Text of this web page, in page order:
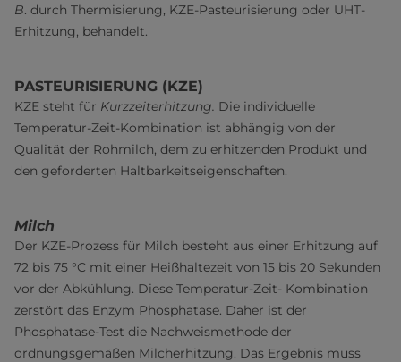
B. durch Thermisierung, KZE-Pasteurisierung oder UHT-
Erhitzung, behandelt.
PASTEURISIERUNG (KZE)
KZE steht für Kurzzeiterhitzung. Die individuelle
Temperatur-Zeit-Kombination ist abhängig von der
Qualität der Rohmilch, dem zu erhitzenden Produkt und
den geforderten Haltbarkeitseigenschaften.
Milch
Der KZE-Prozess für Milch besteht aus einer Erhitzung auf
72 bis 75 °C mit einer Heißhaltezeit von 15 bis 20 Sekunden
vor der Abkühlung. Diese Temperatur-Zeit- Kombination
zerstört das Enzym Phosphatase. Daher ist der
Phosphatase-Test die Nachweismethode der
ordnungsgemäßen Milcherhitzung. Das Ergebnis muss